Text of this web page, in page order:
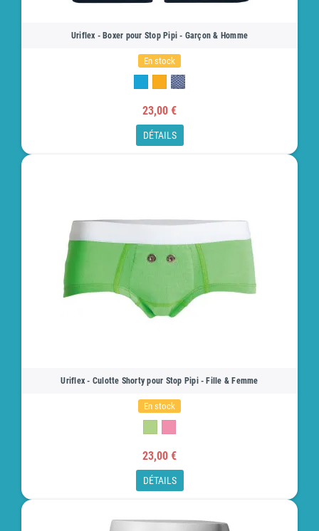
Uriflex - Boxer pour Stop Pipi - Garçon & Homme
En stock
23,00 €
DÉTAILS
Uriflex - Culotte Shorty pour Stop Pipi - Fille & Femme
En stock
23,00 €
DÉTAILS